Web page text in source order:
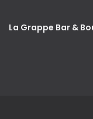
La Grappe Bar &